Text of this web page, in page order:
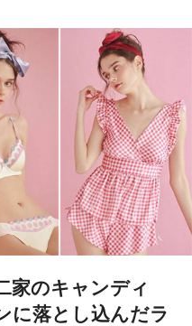
家のキャンディ
に落とし込んだラ